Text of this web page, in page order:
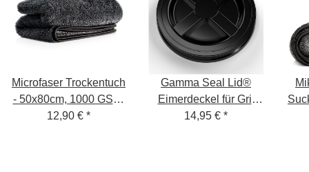
Microfaser Trockentuch
- 50x80cm, 1000 GSM,
dunkel grau - lose
12,90 € *
Gamma Seal Lid®
Eimerdeckel für Grit
Guard Wash Buckets -
14,95 € *